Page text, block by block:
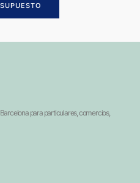
para particulares, comercios,